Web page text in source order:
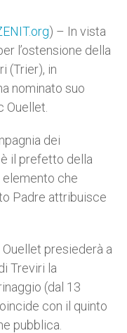
) – In vista
l’ostensione della
(Trier), in
nominato suo
Ouellet.
dei
il prefetto della
elemento che
Padre attribuisce
presiederà a
Treviri la
(dal 13
con il quinto
pubblica.